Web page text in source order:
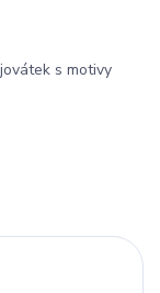
s motivy